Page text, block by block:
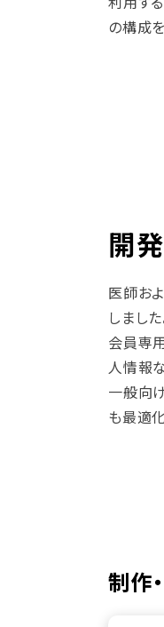
の構成
開
医師お
しました
会員専
人情報
一般向
も最適
制作